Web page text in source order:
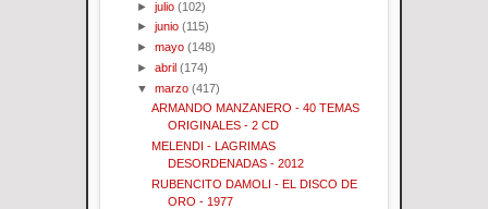
►julio (102)
►junio (115)
►mayo (148)
►abril (174)
▼marzo (417)
ARMANDO MANZANERO - 40 TEMAS
ORIGINALES - 2 CD
MELENDI - LAGRIMAS
DESORDENADAS - 2012
RUBENCITO DAMOLI - EL DISCO DE
ORO - 1977